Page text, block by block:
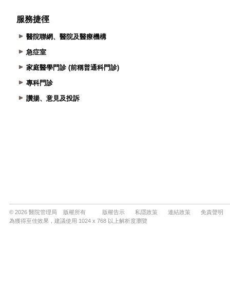
服務捷徑
醫院聯網、醫院及醫療機構
急症室
家庭醫學門診 (前稱普通科門診)
專科門診
讚揚、意見及投訴
© 2026 醫院管理局 版權所有 版權告示 私隱政策 連結政策
免責聲明
為獲得至佳效果，建議使用 1024 x 768 以上解析度瀏覽